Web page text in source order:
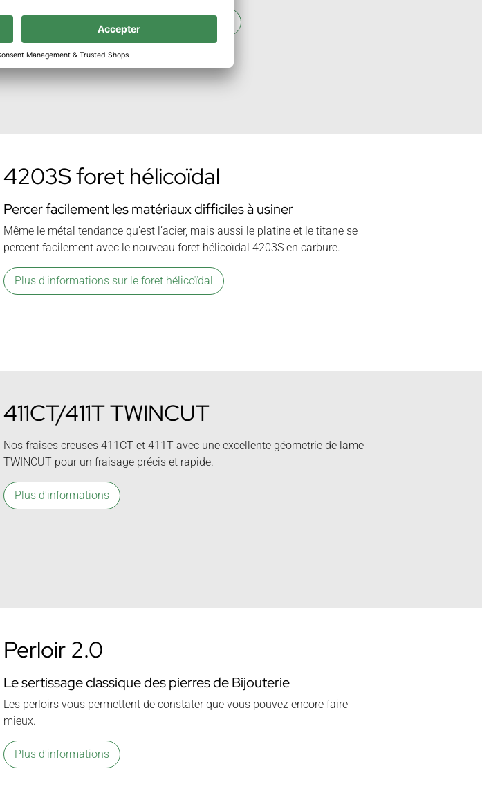
Plus d'informations sur les HighTech-TOOLS
4203S foret hélicoïdal
Percer facilement les matériaux difficiles à usiner
Même le métal tendance qu’est l’acier, mais aussi le platine et le titane se
percent facilement avec le nouveau foret hélicoïdal 4203S en carbure.
Plus d'informations sur le foret hélicoïdal
411CT/411T TWINCUT
Nos fraises creuses 411CT et 411T avec une excellente géometrie de lame
TWINCUT pour un fraisage précis et rapide.
Plus d'informations
Perloir 2.0
Le sertissage classique des pierres de Bijouterie
Les perloirs vous permettent de constater que vous pouvez encore faire
mieux.
Plus d'informations